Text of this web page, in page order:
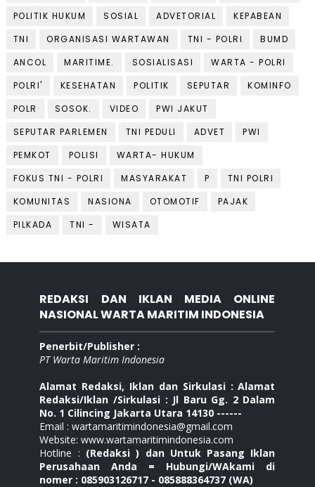
POLITIK HUKUM
SOSIAL ADVETORIAL
KEPABEAN
TNI
ORGANISASI WARTAWAN TNI - POLRI
BUMD
ANCOL
MARITIME. SOSIALISASI
WARTA - POLRI
POLRI'
KESEHATAN POLITIK SEPUTAR
KOMINFO
POLR
SOSOK. VIDEO
PWI JAKUT
SEPUTAR PARLEMEN
TNI PEDULI ADVET
PWI
PEMKOT
POLISI
WARTA- HUKUM
FOKUS TNI - POLRI
MASYARAKAT P
TNI POLRI
KOMUNITAS
NASIONA OTOMOTIF
PAJAK
PILKADA
TNI - WISATA
REDAKSI DAN IKLAN MEDIA ONLINE
NASIONAL WARTA MARITIM INDONESIA
Penerbit/Publisher :
PT Warta Maritim Indonesia
Alamat Redaksi, Iklan dan Sirkulasi : Alamat
Redaksi/Iklan /Sirkulasi : Jl Baru Gg. 2 Dalam
No. 1 Cilincing Jakarta Utara 14130 ------
Email : wartamaritimindonesia@gmail.com
Website: www.wartamaritimindonesia.com
Hotline : (Redaksi ) dan Untuk Pasang Iklan
Perusahaan Anda = Hubungi/WAkami di
nomer : 085903126717 - 085888364737 (WA)